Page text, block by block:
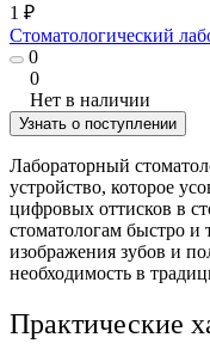
1 ₽
Стоматологический
0
0
Нет в наличии
Узнать о поступлении
Лабораторный
устройство, которое
цифровых оттисков в
стоматологам быстро и
изображения зубов и
необходимость в
Практические